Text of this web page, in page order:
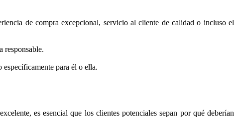
de compra excepcional, servicio al cliente de calidad o incluso el
responsable.
para él o ella.
es esencial que los clientes potenciales sepan por qué deberían